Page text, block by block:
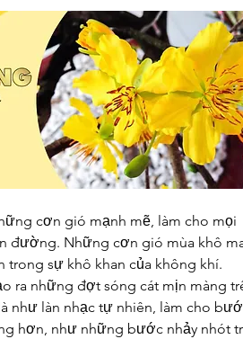
cơn gió mạnh mẽ, làm cho mọi
đường. Những cơn gió mùa khô
trong sự khô khan của không khí.
ra những đợt sóng cát mịn màng
như làn nhạc tự nhiên, làm cho
hơn, như những bước nhảy nhót